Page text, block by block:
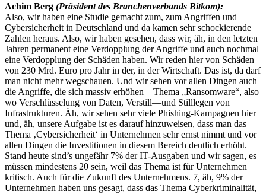
Achim Berg (Präsident des Branchenverbands Bitkom):
Also, wir haben eine Studie gemacht zum, zum Angriffen und
Cybersicherheit in Deutschland und da kamen sehr schockierende
Zahlen heraus. Also, wir haben gesehen, dass wir, äh, in den letzten
Jahren permanent eine Verdopplung der Angriffe und auch nochmal
eine Verdopplung der Schäden haben. Wir reden hier von Schäden
von 230 Mrd. Euro pro Jahr in der, in der Wirtschaft. Das ist, da darf
man nicht mehr wegschauen. Und wir sehen vor allen Dingen auch
die Angriffe, die sich massiv erhöhen – Thema „Ransomware“, also
wo Verschlüsselung von Daten, Verstill—und Stilllegen von
Infrastrukturen. Äh, wir sehen sehr viele Phishing-Kampagnen hier
und, äh, unsere Aufgabe ist es darauf hinzuweisen, dass man das
Thema ‚Cybersicherheit‘ in Unternehmen sehr ernst nimmt und vor
allen Dingen die Investitionen in diesem Bereich deutlich erhöht.
Stand heute sind’s ungefähr 7% der IT-Ausgaben und wir sagen, es
müssen mindestens 20 sein, weil das Thema ist für Unternehmen
kritisch. Auch für die Zukunft des Unternehmens. 7, äh, 9% der
Unternehmen haben uns gesagt, dass das Thema Cyberkriminalität,